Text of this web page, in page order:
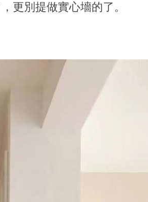
更別提做實心墻的了。